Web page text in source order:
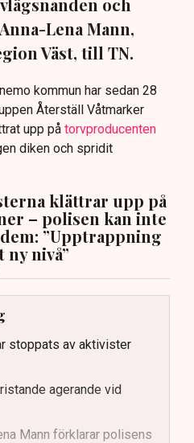
och
Lena Mann,
Väst, till TN.
kommun har sedan 28
Återställ Våtmarker
upp på torvproducenten
diken och spridit
klättrar upp på
– polisen kan inte
dem: ”Upptrappning
ny nivå”
stoppats av aktivister
agerande vid
Mann förklarar polisens